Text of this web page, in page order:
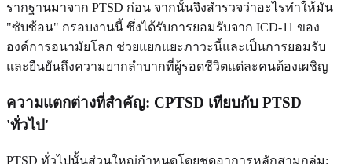
รากฐานมาจาก PTSD ก่อน จากนั้นจึงสำรวจว่าอะไรทำให้มัน
"ซับซ้อน" กรอบงานนี้ ซึ่งได้รับการยอมรับจาก ICD-11 ของ
องค์การอนามัยโลก ช่วยแยกแยะภาวะนี้และเป็นการยอมรับ
และยืนยันถึงความยากลำบากที่ผู้รอดชีวิตแต่ละคนต้องเผชิญ
ความแตกต่างที่สำคัญ: CPTSD เทียบกับ PTSD
'ทั่วไป'
PTSD ทั่วไปนั้นส่วนใหญ่กำหนดโดยชุดอาการหลักสามกลุ่ม: